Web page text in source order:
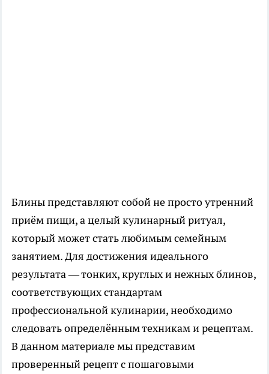
Блины представляют собой не просто утренний
приём пищи, а целый кулинарный ритуал,
который может стать любимым семейным
занятием. Для достижения идеального
результата — тонких, круглых и нежных блинов,
соответствующих стандартам
профессиональной кулинарии, необходимо
следовать определённым техникам и рецептам.
В данном материале мы представим
проверенный рецепт с пошаговыми